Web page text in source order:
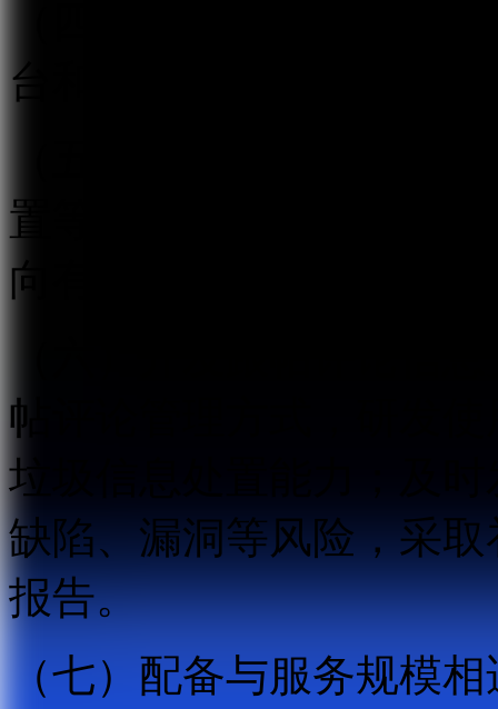
台和页面同时提供与之
置等信息安全管理制度
向有关主管部门报告。
帖评论管理方式，研发
垃圾信息处置能力；及
缺陷、漏洞等风险，采
报告。
（七）配备与服务规模